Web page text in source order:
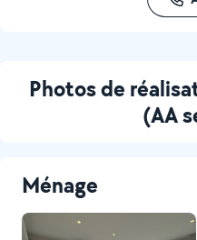
Photos de
(AA
Ménage